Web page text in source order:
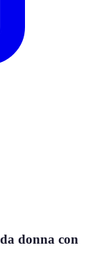
donna con